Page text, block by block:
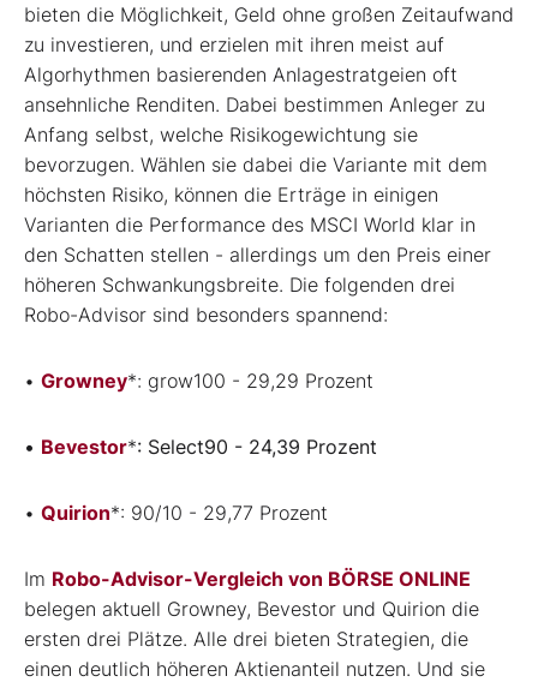
bieten die Möglichkeit, Geld ohne großen Zeitaufwand
zu investieren, und erzielen mit ihren meist auf
Algorhythmen basierenden Anlagestratgeien oft
ansehnliche Renditen. Dabei bestimmen Anleger zu
Anfang selbst, welche Risikogewichtung sie
bevorzugen. Wählen sie dabei die Variante mit dem
höchsten Risiko, können die Erträge in einigen
Varianten die Performance des MSCI World klar in
den Schatten stellen - allerdings um den Preis einer
höheren Schwankungsbreite. Die folgenden drei
Robo-Advisor sind besonders spannend:
• Growney*: grow100 - 29,29 Prozent
• Bevestor*: Select90 - 24,39 Prozent
• Quirion*: 90/10 - 29,77 Prozent
Im Robo-Advisor-Vergleich von BÖRSE ONLINE
belegen aktuell Growney, Bevestor und Quirion die
ersten drei Plätze. Alle drei bieten Strategien, die
einen deutlich höheren Aktienanteil nutzen. Und sie